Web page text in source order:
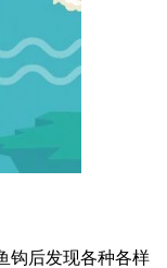
钩后发现各种各样